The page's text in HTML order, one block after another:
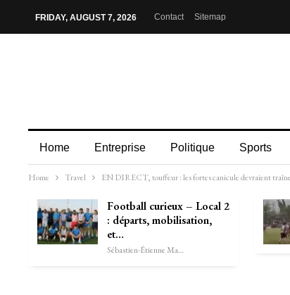
FRIDAY, AUGUST 7, 2026 Contact Sitemap
Home Entreprise Politique Sports
Home Travel EN DIRECT, touffeur : les fortes canicule devraient
Football curieux – Local 2
: départs, mobilisation,
et…
Sébastien-Étienne Marechal